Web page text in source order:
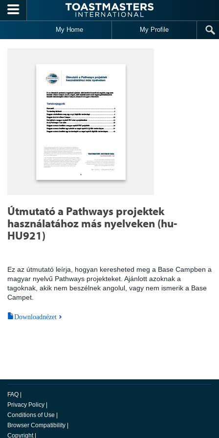
Skip to main content
My Home My Profile
Útmutató a Pathways projektek
használatához más nyelveken (hu-
HU921)
Ez az útmutató leírja, hogyan keresheted meg a Base Campben a
magyar nyelvű Pathways projekteket. Ajánlott azoknak a
tagoknak, akik nem beszélnek angolul, vagy nem ismerik a Base
Campet.
Downloadnézet
FAQ
Privacy Policy
Conditions of Use
Browser Compatibility
Copyright